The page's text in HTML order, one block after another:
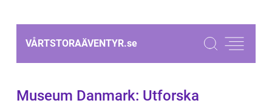
VÅRTSTORAÄVENTYR.se
Museum Danmark: Utforska